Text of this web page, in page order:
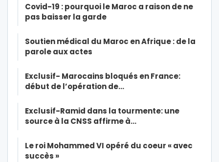
Covid-19 : pourquoi le Maroc a raison de ne
pas baisser la garde
Soutien médical du Maroc en Afrique : de la
parole aux actes
Exclusif- Marocains bloqués en France:
début de l’opération de…
Exclusif-Ramid dans la tourmente: une
source à la CNSS affirme à…
Le roi Mohammed VI opéré du coeur « avec
succès »